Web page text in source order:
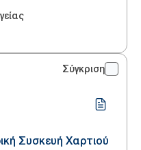
Σύγκριση
Συσκευή Χαρτιού